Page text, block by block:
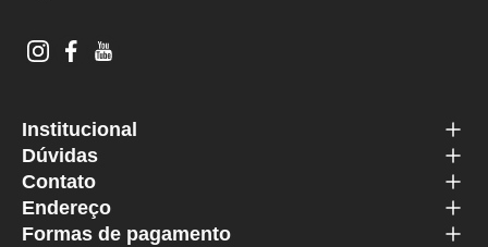
Institucional
Dúvidas
Contato
Endereço
Formas de pagamento